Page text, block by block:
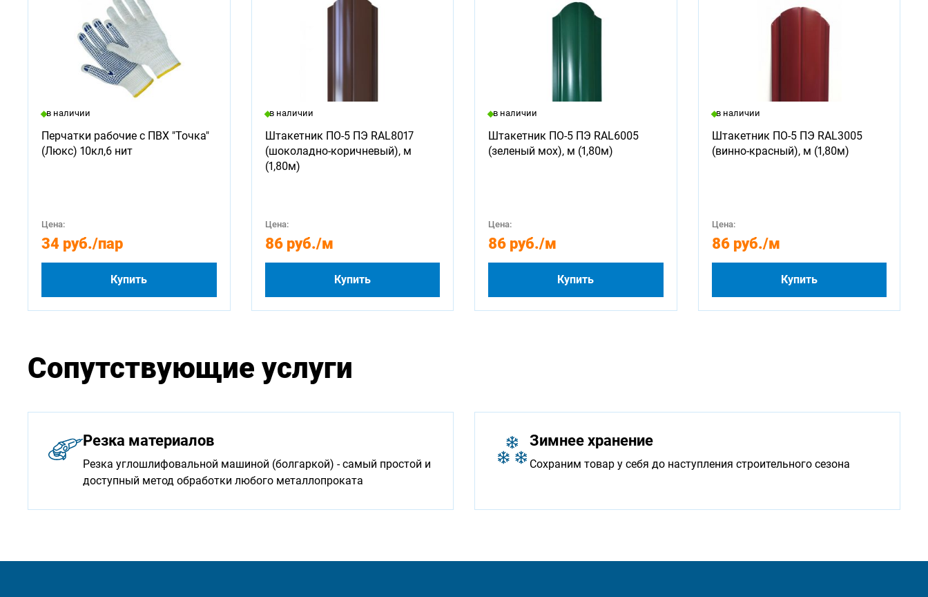
в наличии
Перчатки рабочие с ПВХ "Точка"
(Люкс) 10кл,6 нит
Цена:
34 руб./пар
Купить
в наличии
Штакетник ПО-5 ПЭ RAL8017
(шоколадно-коричневый), м
(1,80м)
Цена:
86 руб./м
Купить
в наличии
Штакетник ПО-5 ПЭ RAL6005
(зеленый мох), м (1,80м)
Цена:
86 руб./м
Купить
в наличии
Штакетник ПО-5 ПЭ RAL3005
(винно-красный), м (1,80м)
Цена:
86 руб./м
Купить
Сопутствующие услуги
Резка материалов
Резка углошлифовальной машиной (болгаркой) - самый простой и
доступный метод обработки любого металлопроката
Зимнее хранение
Сохраним товар у себя до наступления строительного сезона